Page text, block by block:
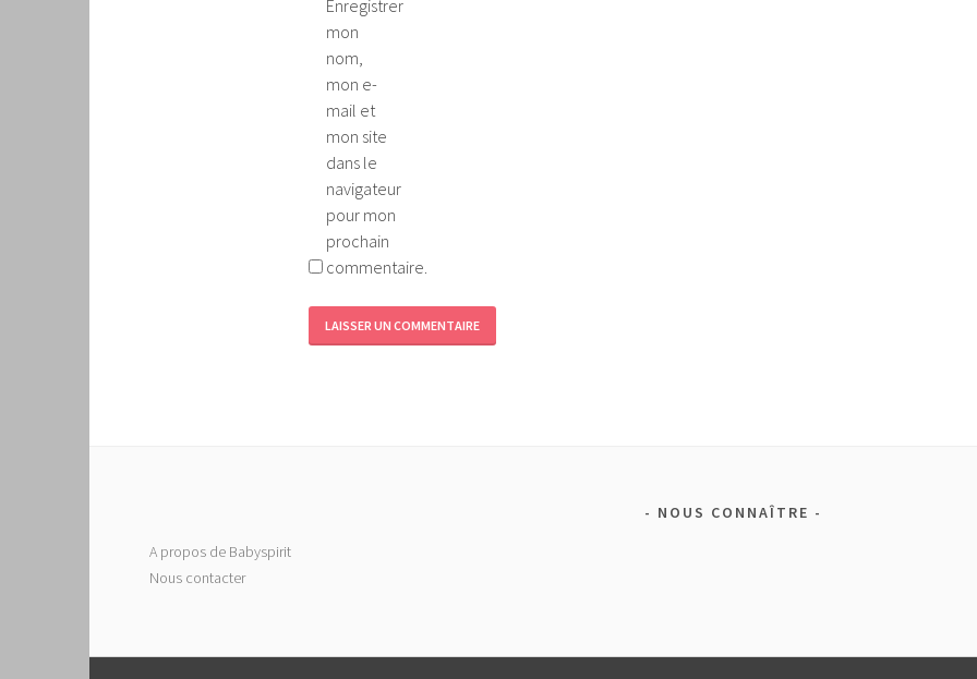
Enregistrer
mon
nom,
mon e-
mail et
mon site
dans le
navigateur
pour mon
prochain
commentaire.
NOUS CONNAÎTRE
A propos de Babyspirit
Nous contacter